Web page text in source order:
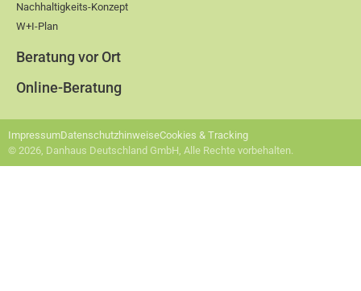
Nachhaltigkeits-Konzept
W+I-Plan
Beratung vor Ort
Online-Beratung
ImpressumDatenschutzhinweiseCookies & Tracking
© 2026, Danhaus Deutschland GmbH, Alle Rechte vorbehalten.